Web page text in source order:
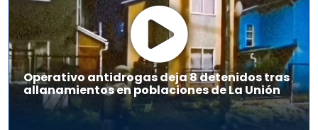
Operativo antidrogas deja 8 detenidos tras
allanamientos en poblaciones de La Unión